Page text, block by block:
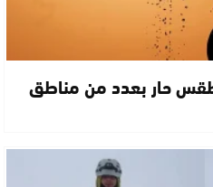
حار بعدد من مناطق